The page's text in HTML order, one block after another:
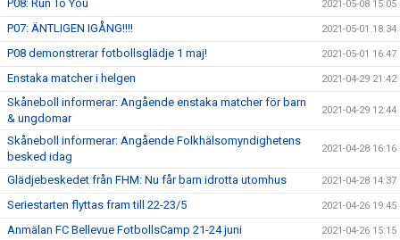
P08: Run To You 2021-05-08 15:05
P07: ÄNTLIGEN IGÅNG!!!! 2021-05-01 18:34
P08 demonstrerar fotbollsglädje 1 maj! 2021-05-01 16:47
Enstaka matcher i helgen 2021-04-29 21:42
Skåneboll informerar: Angående enstaka matcher för barn
& ungdomar
2021-04-29 12:44
Skåneboll informerar: Angående Folkhälsomyndighetens
besked idag
2021-04-28 16:16
Glädjebeskedet från FHM: Nu får barn idrotta utomhus 2021-04-28 14:37
Seriestarten flyttas fram till 22-23/5 2021-04-26 19:45
Anmälan FC Bellevue FotbollsCamp 21-24 juni 2021-04-26 15:15